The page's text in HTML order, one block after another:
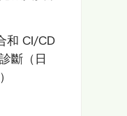
和 CI/CD
斷（日